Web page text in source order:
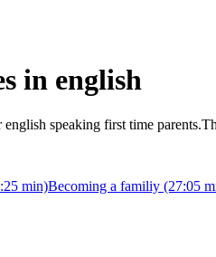
in english
speaking first time
min)Becoming a familiy (27:05